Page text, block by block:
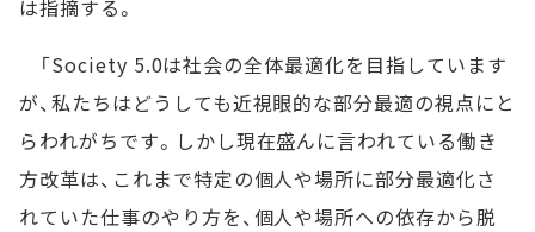
は指摘する。
「Society 5.0は社会の全体最適化を目指しています
が、私たちはどうしても近視眼的な部分最適の視点にと
らわれがちです。しかし現在盛んに言われている働き
方改革は、これまで特定の個人や場所に部分最適化さ
れていた仕事のやり方を、個人や場所への依存から脱